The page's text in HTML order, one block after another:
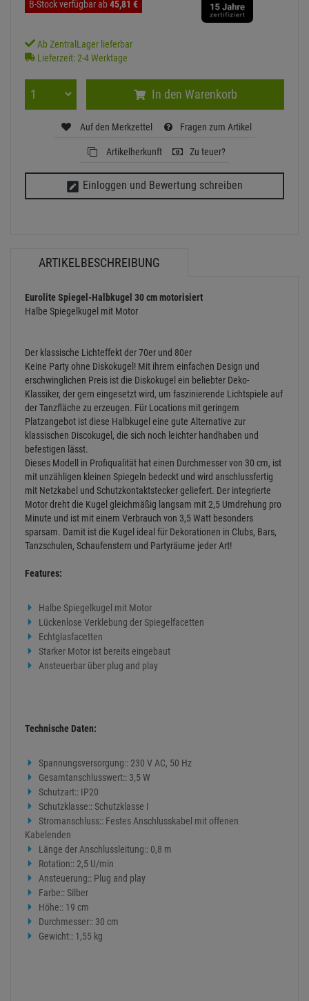
B-Stock verfügbar ab45,81 €
Ab ZentralLager lieferbar
Lieferzeit: 2-4 Werktage
In den Warenkorb
Auf den Merkzettel Fragen zum Artikel
Artikelherkunft Zu teuer?
Einloggen und Bewertung schreiben
ARTIKELBESCHREIBUNG
Eurolite Spiegel-Halbkugel 30 cm motorisiert
Halbe Spiegelkugel mit Motor
Der klassische Lichteffekt der 70er und 80er
Keine Party ohne Diskokugel! Mit ihrem einfachen Design und
erschwinglichen Preis ist die Diskokugel ein beliebter Deko-
Klassiker, der gern eingesetzt wird, um faszinierende Lichtspiele auf
der Tanzfläche zu erzeugen. Für Locations mit geringem
Platzangebot ist diese Halbkugel eine gute Alternative zur
klassischen Discokugel, die sich noch leichter handhaben und
befestigen lässt.
Dieses Modell in Profiqualität hat einen Durchmesser von 30 cm, ist
mit unzähligen kleinen Spiegeln bedeckt und wird anschlussfertig
mit Netzkabel und Schutzkontaktstecker geliefert. Der integrierte
Motor dreht die Kugel gleichmäßig langsam mit 2,5 Umdrehung pro
Minute und ist mit einem Verbrauch von 3,5 Watt besonders
sparsam. Damit ist die Kugel ideal für Dekorationen in Clubs, Bars,
Tanzschulen, Schaufenstern und Partyräume jeder Art!
Features:
Halbe Spiegelkugel mit Motor
Lückenlose Verklebung der Spiegelfacetten
Echtglasfacetten
Starker Motor ist bereits eingebaut
Ansteuerbar über plug and play
Technische Daten:
Spannungsversorgung:: 230 V AC, 50 Hz
Gesamtanschlusswert:: 3,5 W
Schutzart:: IP20
Schutzklasse:: Schutzklasse I
Stromanschluss:: Festes Anschlusskabel mit offenen
Kabelenden
Länge der Anschlussleitung:: 0,8 m
Rotation:: 2,5 U/min
Ansteuerung:: Plug and play
Farbe:: Silber
Höhe:: 19 cm
Durchmesser:: 30 cm
Gewicht:: 1,55 kg